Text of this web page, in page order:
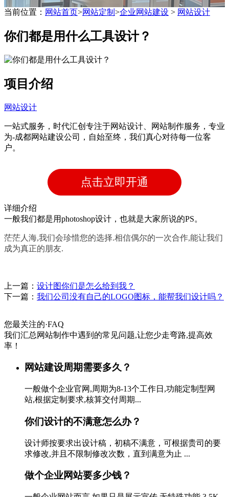
带后台管理系统
自主研发系统,易维护
当前位置： 网站首页>网站定制 >企业网站建设 > 网站设计
你们都是用什么工具设计？
项目介绍
网站设计
一站式服务，时代汇创专注于网站设计、网站制作服务，专业
为-成都网站建设公司，自始至终，我们真心对待每一位客
户。
点击立即开通
详细介绍
一般我们都是用photoshop设计，也就是大家所说的PS。
茫茫人海,我们会珍惜您的选择.相信偶尔的一次合作,能让我们
成为真正的朋友.
上一篇： 设计图你们是怎么给到我？
下一篇： 我们公司没有自己的LOGO图标，能帮我们设计吗？
您最关注的·FAQ
我们汇总网站制作中遇到的常见问题,让您少走弯路,提高效
率！
网站建设周期需要多久？
一般做个企业官网,周期为8-13个工作日,功能定制型网
站,根据定制要求,核算交付周期...
你们设计的不满意怎么办？
设计师按要求出设计稿，初稿不满意，可根据贵司的要
求修改,并且不限制修改次数，直到满意为止 ...
做个企业网站要多少钱？